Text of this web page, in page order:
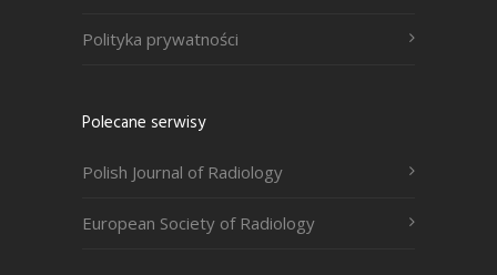
Polityka prywatności
Polecane serwisy
Polish Journal of Radiology
European Society of Radiology